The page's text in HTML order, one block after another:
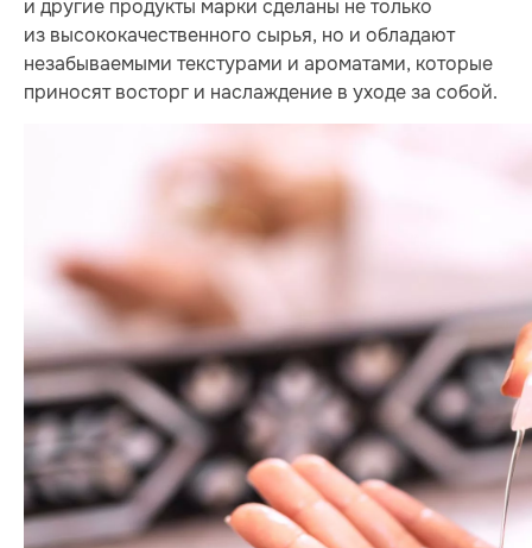
и другие продукты марки сделаны не только
из высококачественного сырья, но и обладают
незабываемыми текстурами и ароматами, которые
приносят восторг и наслаждение в уходе за собой.